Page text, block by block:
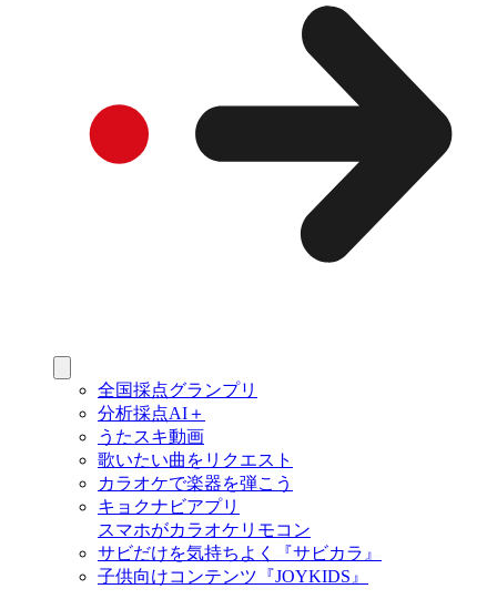
全国採点グランプリ
分析採点AI＋
うたスキ動画
歌いたい曲をリクエスト
カラオケで楽器を弾こう
キョクナビアプリ
スマホがカラオケリモコン
サビだけを気持ちよく『サビカラ』
子供向けコンテンツ『JOYKIDS』